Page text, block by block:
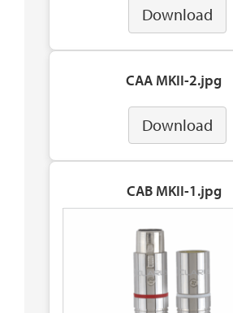
Download
CAA MKII-2.jpg
Download
CAB MKII-1.jpg